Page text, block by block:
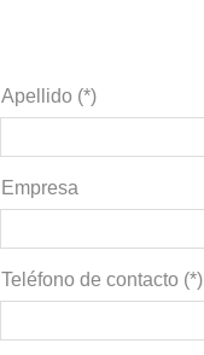
Apellido (*)
Empresa
Teléfono de contacto (*)